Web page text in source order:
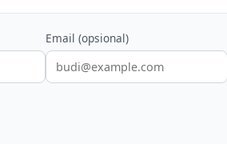
Email (opsional)